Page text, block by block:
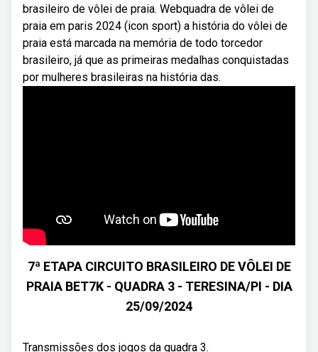
brasileiro de vôlei de praia. Webquadra de vôlei de
praia em paris 2024 (icon sport) a história do vôlei de
praia está marcada na memória de todo torcedor
brasileiro, já que as primeiras medalhas conquistadas
por mulheres brasileiras na história das.
7ª ETAPA CIRCUITO BRASILEIRO DE VÔLEI DE
PRAIA BET7K - QUADRA 3 - TERESINA/PI - DIA
25/09/2024
Transmissões dos jogos da quadra 3.